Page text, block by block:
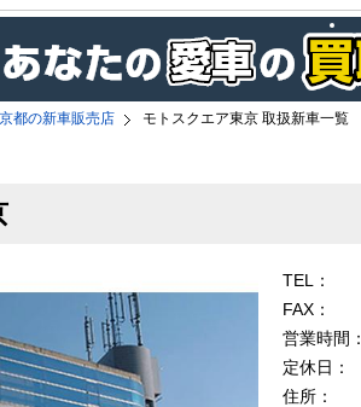
都の新車販売店 モトスクエア東京 取扱新車一覧
TEL：
FAX：
営業時間：
定休日：
住所：